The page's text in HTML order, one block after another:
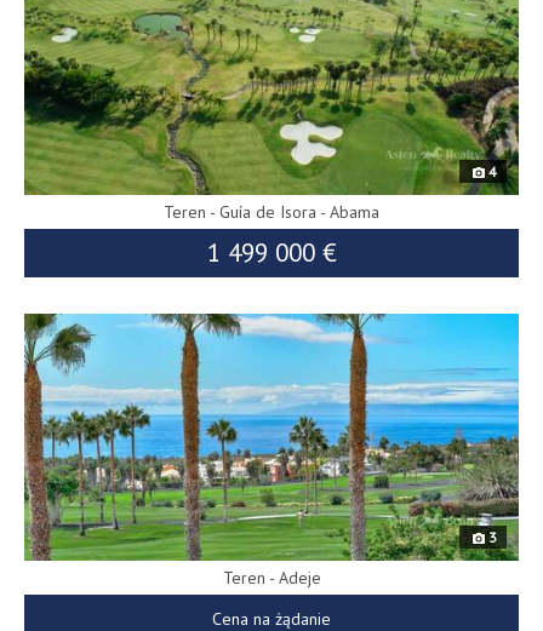
4
Teren - Guía de Isora - Abama
1 499 000 €
3
Teren - Adeje
Cena na żądanie